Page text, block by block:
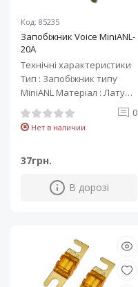
Код: 85235
Запобіжник Voice MiniANL-
20A
Технічні характеристики
Тип : Запобіжник типу
MiniANL Матеріал : Латунь
з позолотою. Номінал,
А:&..
0
Нет в наличии
37грн.
В дорозі